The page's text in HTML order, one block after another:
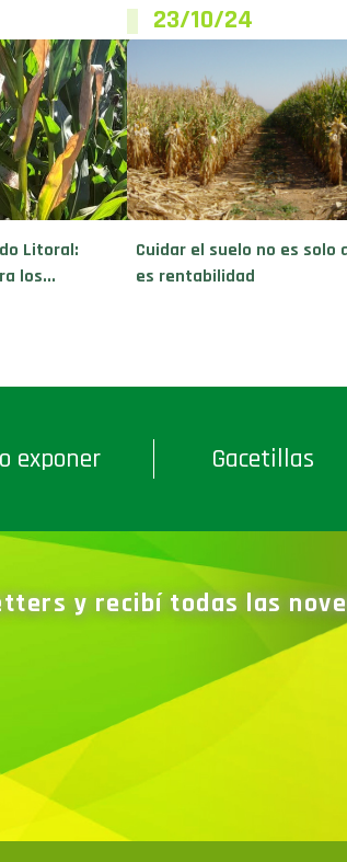
Litoral:
los...
23/10/24
Cuidar el suelo no es solo
es rentabilidad
exponer Gacetillas
y recibí todas las